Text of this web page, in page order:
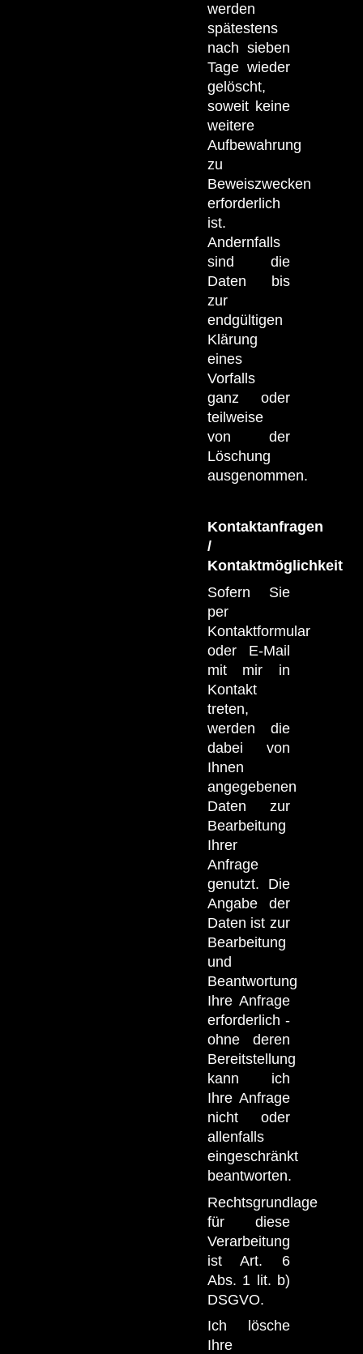
werden
spätestens
nach sieben
Tage wieder
gelöscht,
soweit keine
weitere
Aufbewahrung
zu
Beweiszwecken
erforderlich
ist.
Andernfalls
sind die
Daten bis
zur
endgültigen
Klärung
eines
Vorfalls
ganz oder
teilweise
von der
Löschung
ausgenommen.
Kontaktanfragen
/
Kontaktmöglichkeit
Sofern Sie
per
Kontaktformular
oder E-Mail
mit mir in
Kontakt
treten,
werden die
dabei von
Ihnen
angegebenen
Daten zur
Bearbeitung
Ihrer
Anfrage
genutzt. Die
Angabe der
Daten ist zur
Bearbeitung
und
Beantwortung
Ihre Anfrage
erforderlich -
ohne deren
Bereitstellung
kann ich
Ihre Anfrage
nicht oder
allenfalls
eingeschränkt
beantworten.
Rechtsgrundlage
für diese
Verarbeitung
ist Art. 6
Abs. 1 lit. b)
DSGVO.
Ich lösche
Ihre